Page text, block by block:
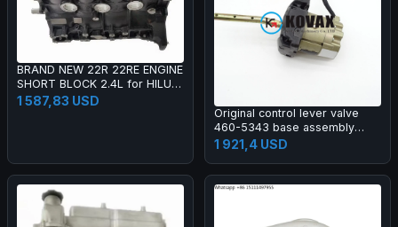
BRAND NEW 22R 22RE ENGINE
SHORT BLOCK 2.4L for HILUX
PICKUP CRESSIDA COASTER
CORONA
1 587,83 USD
Original control lever valve
460-5343 base assembly
suitable for excavators 226D
232D 236D 239D 242D 246D
1 921,4 USD